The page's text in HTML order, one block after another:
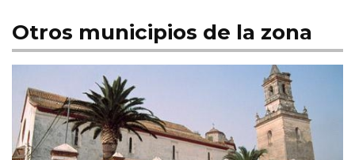
Otros municipios de la zona